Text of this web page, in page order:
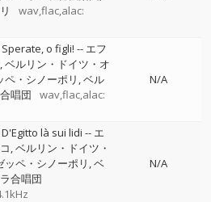
wav,flac,alac:
o figli! -- エフ
ベルリン・ドイツ・オ
ペ・シノーポリ ベル
唱団
wav,flac,alac:
N/A
là sui lidi -- エ
ベルリン・ドイツ・
ッペ・シノーポリ ベ
合唱団
N/A